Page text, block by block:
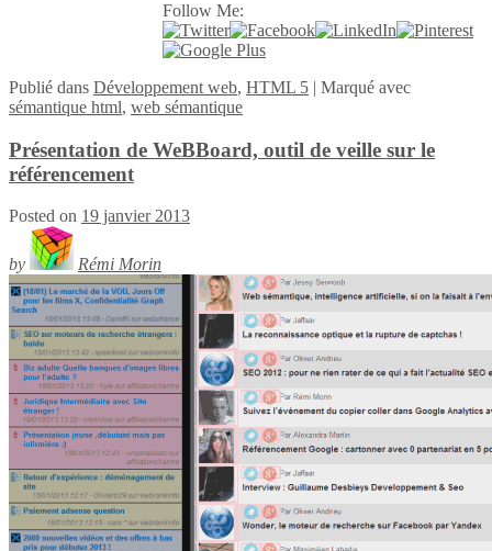
Follow Me:
Publié dans Développement web, HTML 5 | Marqué avec
sémantique html, web sémantique
Présentation de WeBBoard, outil de veille sur le
référencement
Posted on 19 janvier 2013
by Rémi Morin